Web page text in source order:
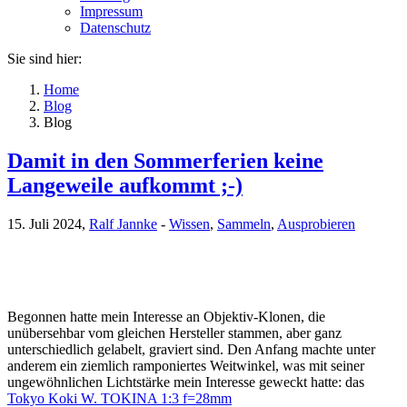
Impressum
Datenschutz
Sie sind hier:
Home
Blog
Blog
Damit in den Sommerferien keine
Langeweile aufkommt ;-)
15. Juli 2024, Ralf Jannke - Wissen, Sammeln, Ausprobieren
Begonnen hatte mein Interesse an Objektiv-Klonen, die
unübersehbar vom gleichen Hersteller stammen, aber ganz
unterschiedlich gelabelt, graviert sind. Den Anfang machte unter
anderem ein ziemlich ramponiertes Weitwinkel, was mit seiner
ungewöhnlichen Lichtstärke mein Interesse geweckt hatte: das
Tokyo Koki W. TOKINA 1:3 f=28mm